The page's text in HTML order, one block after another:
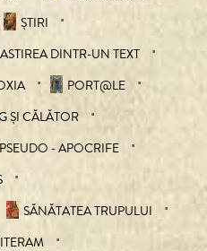
ȘTIRI
DINTR-UN TEXT
PORT@LE
ȘI CĂLĂTOR
PSEUDO - APOCRIFE
SĂNĂTATEA TRUPULUI